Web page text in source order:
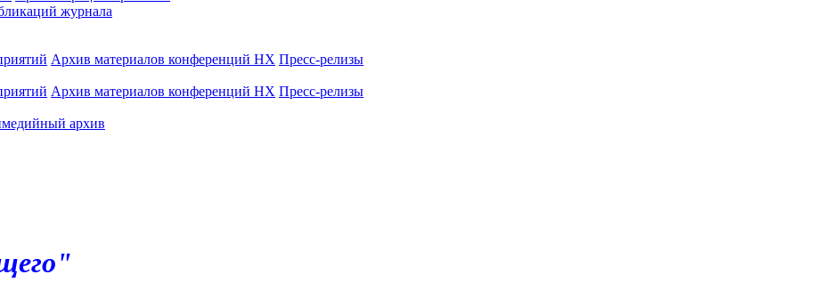
журнала
Архив материалов конференций НХ Пресс-релизы
Архив материалов конференций НХ Пресс-релизы
архив